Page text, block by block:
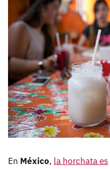
En México, la horchata es